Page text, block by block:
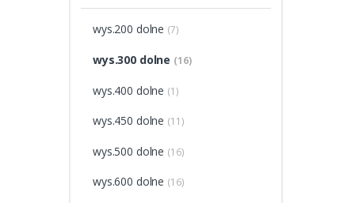
wys.200 dolne (7)
wys.300 dolne (16)
wys.400 dolne (1)
wys.450 dolne (11)
wys.500 dolne (16)
wys.600 dolne (16)